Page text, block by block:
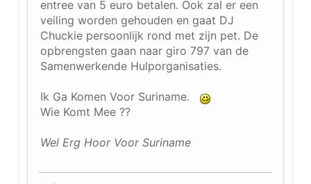
entree van 5 euro betalen. Ook zal er een
veiling worden gehouden en gaat DJ
Chuckie persoonlijk rond met zijn pet. De
opbrengsten gaan naar giro 797 van de
Samenwerkende Hulporganisaties.
Ik Ga Komen Voor Suriname.
Wie Komt Mee ??
Wel Erg Hoor Voor Suriname